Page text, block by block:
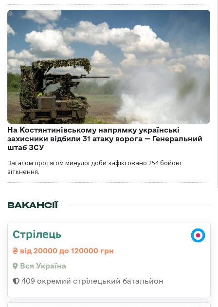
На Костянтинівському напрямку українські
захисники відбили 31 атаку ворога — Генеральний
штаб ЗСУ
Загалом протягом минулої доби зафіксовано 254 бойові
зіткнення.
ВАКАНСІЇ
Стрілець
від 20000 до 120000 грн
Вся Україна
409 окремий стрілецький батальйон